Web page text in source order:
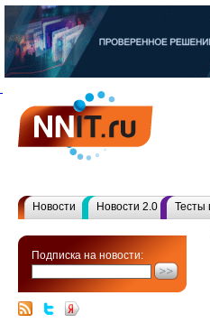
Новости Новости 2.0 Тесты
Подписка на новости: